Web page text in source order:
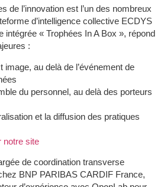
de l’innovation est l’un des nombreux
d’intelligence collective ECDYS
intégrée « Trophées In A Box », répond
:
image, au delà de l’événement de
du personnel, au delà des porteurs
et la diffusion des pratiques
notre site
de coordination transverse
BNP PARIBAS CARDIF France,